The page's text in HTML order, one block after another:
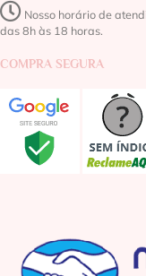
Nosso horário de
das 8h às 18 horas.
COMPRA SEGURA